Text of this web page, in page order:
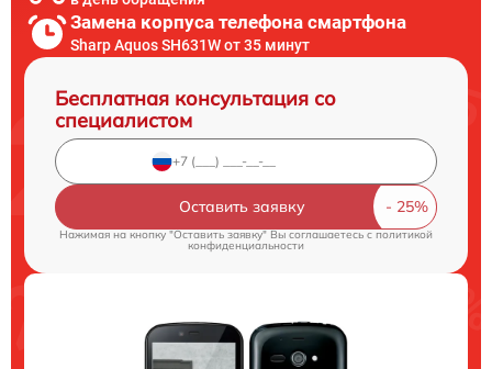
Замена корпуса телефона смартфона
Sharp Aquos SH631W от 35 минут
Бесплатная консультация со
специалистом
Оставить заявку
Нажимая на кнопку "Оставить заявку" Вы соглашаетесь cполитикой
конфиденциальности